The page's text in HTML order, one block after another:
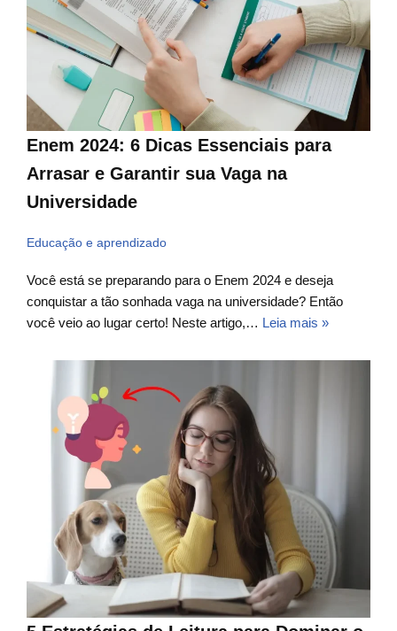
Enem 2024: 6 Dicas Essenciais para
Arrasar e Garantir sua Vaga na
Universidade
Educação e aprendizado
Você está se preparando para o Enem 2024 e deseja
conquistar a tão sonhada vaga na universidade? Então
você veio ao lugar certo! Neste artigo,… Leia mais »